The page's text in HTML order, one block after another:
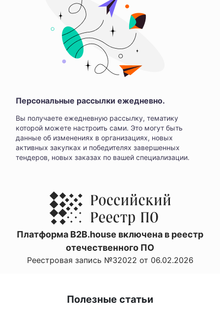
Персональные рассылки ежедневно.
Вы получаете ежедневную рассылку, тематику
которой можете настроить сами. Это могут быть
данные об изменениях в организациях, новых
активных закупках и победителях завершенных
тендеров, новых заказах по вашей специализации.
Платформа B2B.house включена в реестр
отечественного ПО
Реестровая запись №32022 от 06.02.2026
Полезные статьи